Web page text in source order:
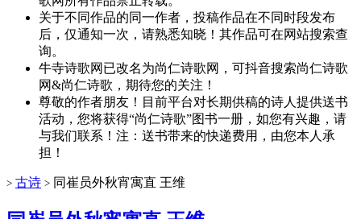
关于不同作品的同一作者，投稿作品在不同时段发布
后，仅通知一次，请熟悉知晓！其作品可在网站搜索查
询。
牛寺诗歌网已改名为尚仁诗歌网，可抖音搜索尚仁诗歌
网&尚仁诗歌，期待您的关注！
尊敬的作者朋友！目前平台对长期供稿的诗人提供送书
活动，您将获得“尚仁诗歌”图书一册，如您有兴趣，请
与我们联系！注：送书带来的快递费用，由您本人承
担！
> 古诗 > 同崔员外秋宵寓直 王维